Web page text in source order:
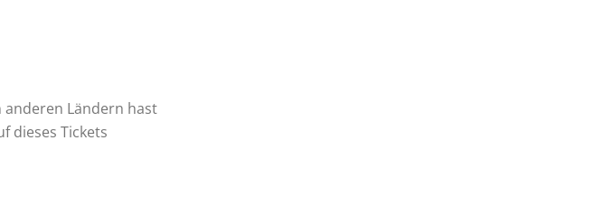
anderen Ländern hast
dieses Tickets